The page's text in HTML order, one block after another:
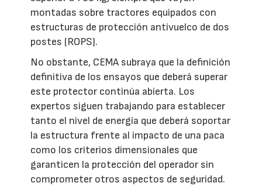
montadas sobre tractores equipados con
estructuras de protección antivuelco de dos
postes (ROPS).
No obstante, CEMA subraya que la definición
definitiva de los ensayos que deberá superar
este protector continúa abierta. Los
expertos siguen trabajando para establecer
tanto el nivel de energía que deberá soportar
la estructura frente al impacto de una paca
como los criterios dimensionales que
garanticen la protección del operador sin
comprometer otros aspectos de seguridad.